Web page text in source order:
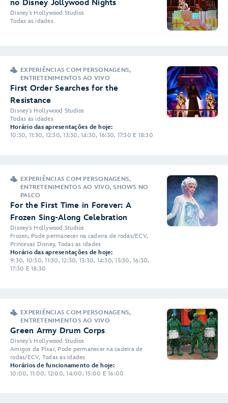
no Disney Jollywood Nights
Disney's Hollywood Studios
Todas as idades
EXPERIÊNCIAS COM PERSONAGENS,
ENTRETENIMENTOS AO VIVO
First Order Searches for the
Resistance
Disney's Hollywood Studios
Todas as idades
Horário das apresentações de hoje:
10:30, 11:30, 12:30, 13:30, 14:30, 16:30, 17:30 E 18:30
EXPERIÊNCIAS COM PERSONAGENS,
ENTRETENIMENTOS AO VIVO, SHOWS NO
PALCO
For the First Time in Forever: A
Frozen Sing-Along Celebration
Disney's Hollywood Studios
Frozen, Pode permanecer na cadeira de rodas/ECV,
Princesas Disney, Todas as idades
Horário das apresentações de hoje:
9:30, 10:30, 11:30, 12:30, 13:30, 14:30, 15:30, 16:30,
17:30 E 18:30
EXPERIÊNCIAS COM PERSONAGENS,
ENTRETENIMENTOS AO VIVO
Green Army Drum Corps
Disney's Hollywood Studios
Amigos da Pixar, Pode permanecer na cadeira de
rodas/ECV, Todas as idades
Horários de funcionamento de hoje:
10:00, 11:00, 12:00, 14:00, 15:00 E 16:00